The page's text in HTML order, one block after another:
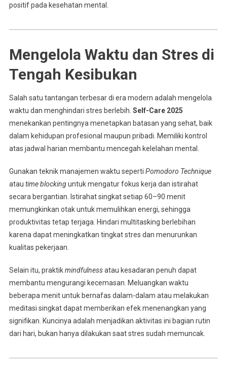
positif pada kesehatan mental.
Mengelola Waktu dan Stres di
Tengah Kesibukan
Salah satu tantangan terbesar di era modern adalah mengelola
waktu dan menghindari stres berlebih. Self-Care 2025
menekankan pentingnya menetapkan batasan yang sehat, baik
dalam kehidupan profesional maupun pribadi. Memiliki kontrol
atas jadwal harian membantu mencegah kelelahan mental.
Gunakan teknik manajemen waktu seperti Pomodoro Technique
atau time blockinguntuk mengatur fokus kerja dan istirahat
secara bergantian. Istirahat singkat setiap 60–90 menit
memungkinkan otak untuk memulihkan energi, sehingga
produktivitas tetap terjaga. Hindari multitasking berlebihan
karena dapat meningkatkan tingkat stres dan menurunkan
kualitas pekerjaan.
Selain itu, praktikmindfulnessatau kesadaran penuh dapat
membantu mengurangi kecemasan. Meluangkan waktu
beberapa menit untuk bernafas dalam-dalam atau melakukan
meditasi singkat dapat memberikan efek menenangkan yang
signifikan. Kuncinya adalah menjadikan aktivitas ini bagian rutin
dari hari, bukan hanya dilakukan saat stres sudah memuncak.